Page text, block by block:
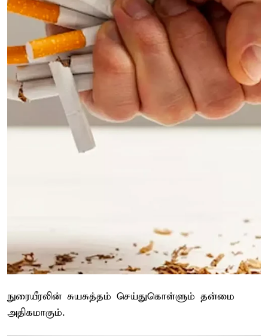
நுரையீரலின் சுயசுத்தம் செய்துகொள்ளும் தன்மை
அதிகமாகும்.